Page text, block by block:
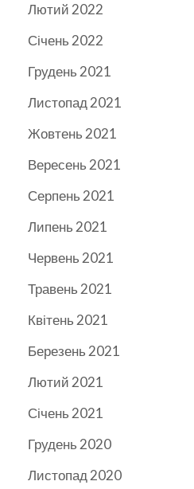
Лютий 2022
Січень 2022
Грудень 2021
Листопад 2021
Жовтень 2021
Вересень 2021
Серпень 2021
Липень 2021
Червень 2021
Травень 2021
Квітень 2021
Березень 2021
Лютий 2021
Січень 2021
Грудень 2020
Листопад 2020